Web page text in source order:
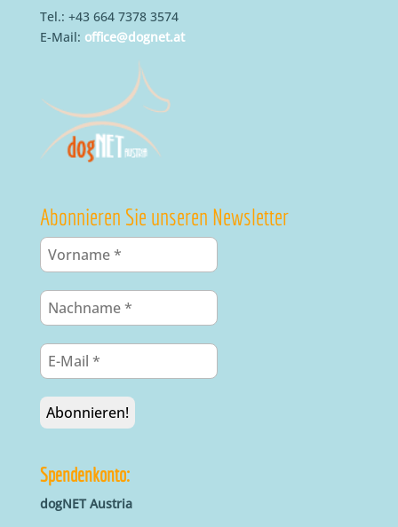
Tel.: +43 664 7378 3574
E-Mail: office@dognet.at
Abonnieren Sie unseren Newsletter
Spendenkonto:
dogNET Austria